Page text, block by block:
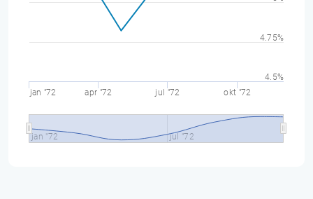
jan "72 apr "72 jul "72 okt "72
jan "72 jul "72
4.5%
4.75%